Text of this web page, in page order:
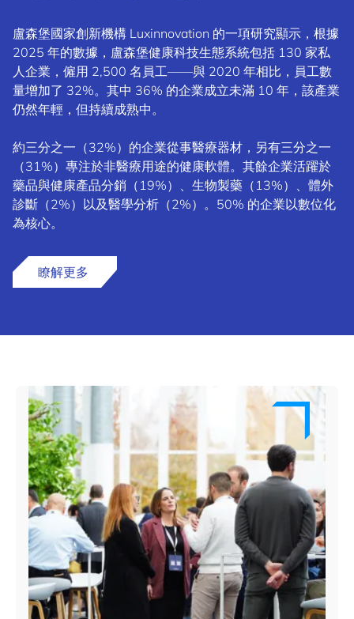
盧森堡國家創新機構 Luxinnovation 的一項研究顯示，根據
2025 年的數據，盧森堡健康科技生態系統包括 130 家私
人企業，僱用 2,500 名員工——與 2020 年相比，員工數
量增加了 32%。其中 36% 的企業成立未滿 10 年，該產業
仍然年輕，但持續成熟中。
約三分之一（32%）的企業從事醫療器材，另有三分之一
（31%）專注於非醫療用途的健康軟體。其餘企業活躍於
藥品與健康產品分銷（19%）、生物製藥（13%）、體外
診斷（2%）以及醫學分析（2%）。50% 的企業以數位化
為核心。
瞭解更多